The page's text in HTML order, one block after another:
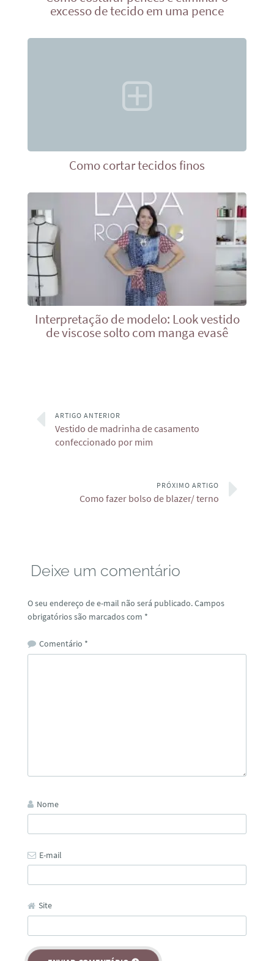
excesso de tecido em uma pence
Como cortar tecidos finos
Interpretação de modelo: Look vestido
de viscose solto com manga evasê
ARTIGO ANTERIOR
Vestido de madrinha de casamento
confeccionado por mim
PRÓXIMO ARTIGO
Como fazer bolso de blazer/ terno
Deixe um comentário
O seu endereço de e-mail não será publicado.Campos
obrigatórios são marcados com *
Comentário *
Nome
E-mail
Site